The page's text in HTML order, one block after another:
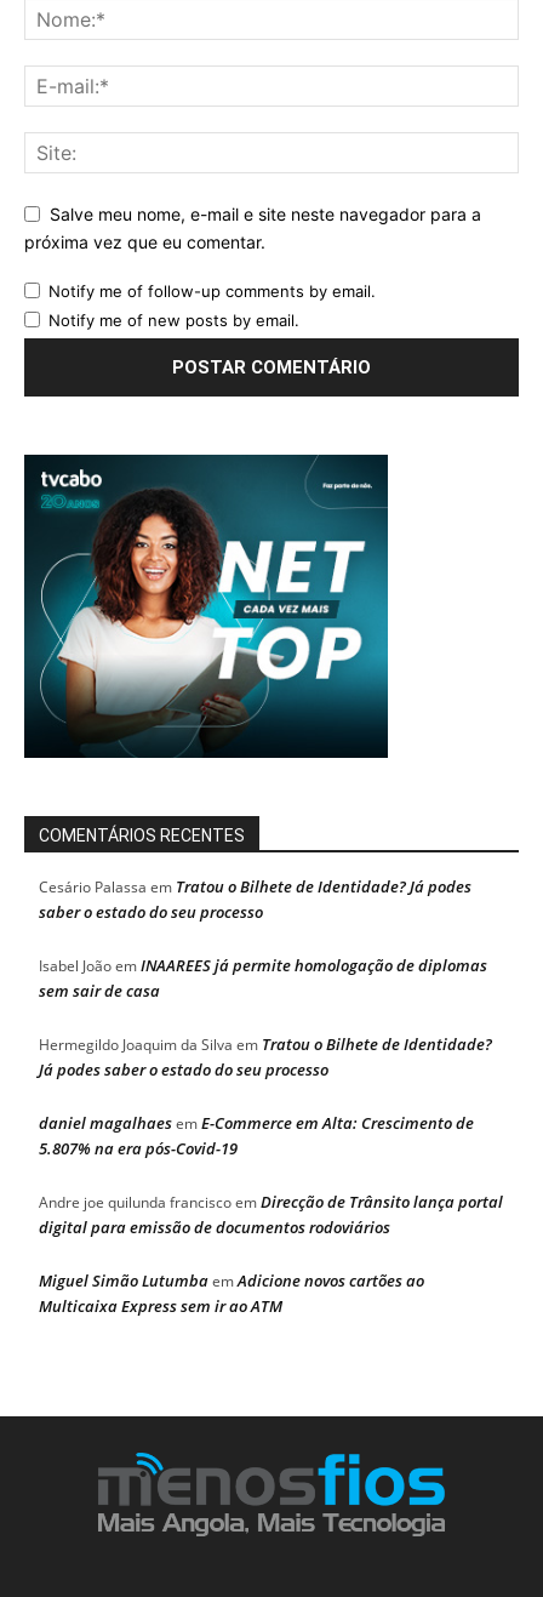
Salve meu nome, e-mail e site neste navegador para a
próxima vez que eu comentar.
Notify me of follow-up comments by email.
Notify me of new posts by email.
COMENTÁRIOS RECENTES
Cesário Palassa em Tratou o Bilhete de Identidade? Já podes
saber o estado do seu processo
Isabel JoãoemINAAREES já permite homologação de diplomas
sem sair de casa
Hermegildo Joaquim da Silva em Tratou o Bilhete de Identidade?
Já podes saber o estado do seu processo
daniel magalhaesemE-Commerce em Alta: Crescimento de
5.807% na era pós-Covid-19
Andre joe quilunda franciscoemDirecção de Trânsito lança portal
digital para emissão de documentos rodoviários
Miguel Simão LutumbaemAdicione novos cartões ao
Multicaixa Express sem ir ao ATM